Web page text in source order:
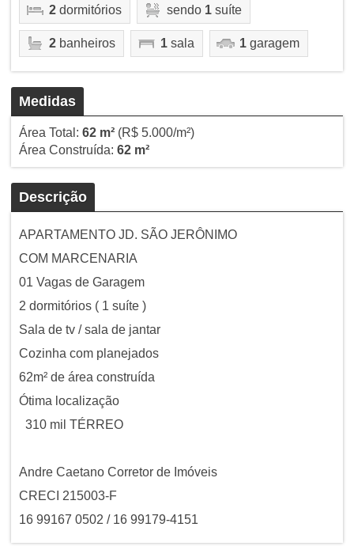
2dormitórios sendo 1suíte
2banheiros 1sala 1garagem
Medidas
Área Total: 62 m²(R$ 5.000/m²)
Área Construída: 62 m²
Descrição
APARTAMENTO JD. SÃO JERÔNIMO
COM MARCENARIA
01 Vagas de Garagem
2 dormitórios ( 1 suíte )
Sala de tv / sala de jantar
Cozinha com planejados
62m² de área construída
Ótima localização
310 mil TÉRREO
Andre Caetano Corretor de Imóveis
CRECI 215003-F
16 99167 0502 / 16 99179-4151